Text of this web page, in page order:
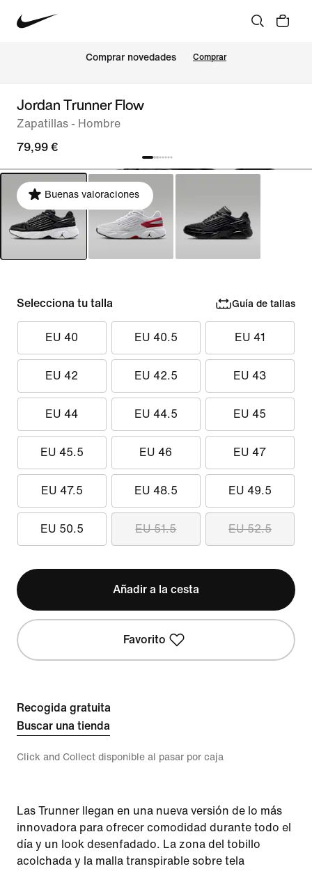
Comprar novedades Comprar
Jordan Trunner Flow
Zapatillas - Hombre
79,99 €
Buenas valoraciones
Selecciona tu talla Guía de tallas
EU 40 EU 40.5 EU 41
EU 42 EU 42.5 EU 43
EU 44 EU 44.5 EU 45
EU 45.5 EU 46 EU 47
EU 47.5 EU 48.5 EU 49.5
EU 50.5 EU 51.5 EU 52.5
Añadir a la cesta
Favorito
Recogida gratuita
Buscar una tienda
Click and Collect disponible al pasar por caja
Las Trunner llegan en una nueva versión de lo más
innovadora para ofrecer comodidad durante todo el
día y un look desenfadado. La zona del tobillo
acolchada y la malla transpirable sobre tela